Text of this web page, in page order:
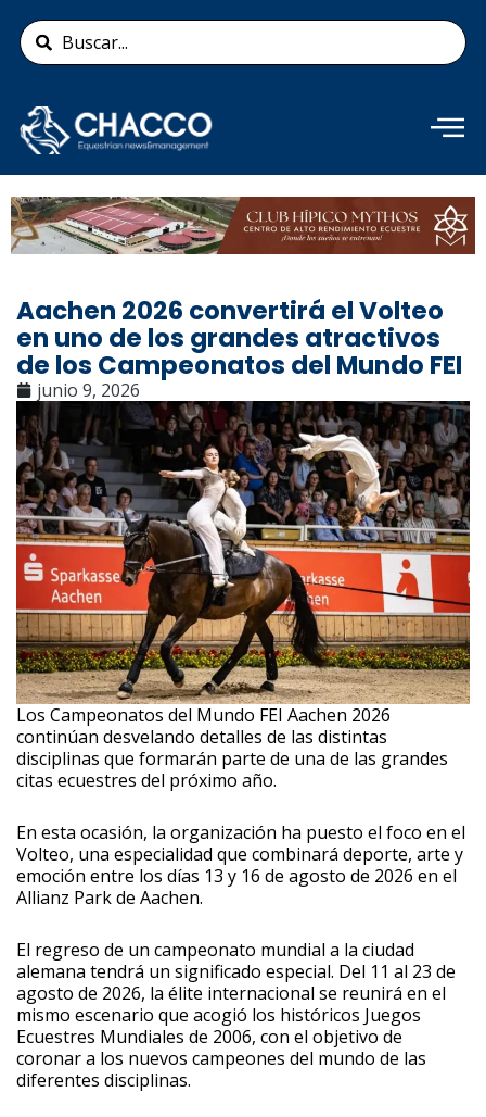
contenido
Search
...
Añade aquí tu texto de
cabecera
Aachen 2026 convertirá el Volteo
en uno de los grandes atractivos
de los Campeonatos del Mundo FEI
junio 9, 2026
Los Campeonatos del Mundo FEI Aachen 2026
continúan desvelando detalles de las distintas
disciplinas que formarán parte de una de las grandes
citas ecuestres del próximo año.
En esta ocasión, la organización ha puesto el foco en el
Volteo, una especialidad que combinará deporte, arte y
emoción entre los días 13 y 16 de agosto de 2026 en el
Allianz Park de Aachen.
El regreso de un campeonato mundial a la ciudad
alemana tendrá un significado especial. Del 11 al 23 de
agosto de 2026, la élite internacional se reunirá en el
mismo escenario que acogió los históricos Juegos
Ecuestres Mundiales de 2006, con el objetivo de
coronar a los nuevos campeones del mundo de las
diferentes disciplinas.